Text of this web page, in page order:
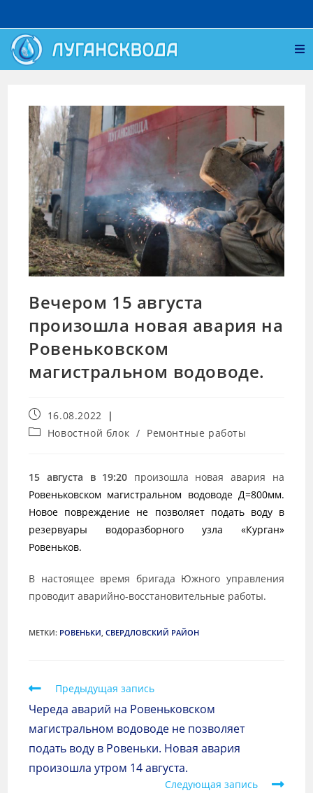
Вечером 15 августа
произошла новая авария на
Ровеньковском
магистральном водоводе.
16.08.2022
Новостной блок / Ремонтные работы
15 августа в 19:20 произошла новая авария на
Ровеньковском магистральном водоводе Д=800мм.
Новое повреждение не позволяет подать воду в
резервуары водоразборного узла «Курган»
Ровеньков.
В настоящее время бригада Южного управления
проводит аварийно-восстановительные работы.
МЕТКИ: РОВЕНЬКИ СВЕРДЛОВСКИЙ РАЙОН
Предыдущая запись
Череда аварий на Ровеньковском
магистральном водоводе не позволяет
подать воду в Ровеньки. Новая авария
произошла утром 14 августа.
Следующая запись